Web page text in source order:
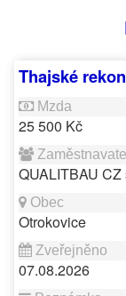
Thajské
25 500 Kč
QUALITBAU CZ
Otrokovice
07.08.2026